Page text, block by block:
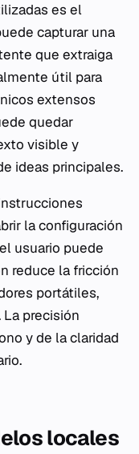
es el
capturar una
que extraiga
útil para
extensos
quedar
visible y
ideas principales.
la configuración
usuario puede
reduce la fricción
portátiles,
precisión
y de la claridad
locales